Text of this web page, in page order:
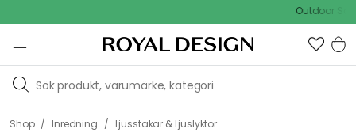
Outdoor Sale -
Shop / Inredning / Ljusstakar & Ljuslyktor